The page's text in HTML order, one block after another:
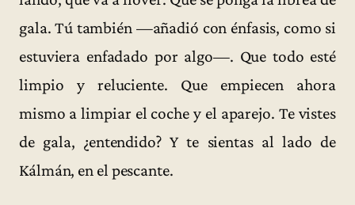
gala. Tú también —añadió con énfasis, como si
estuviera enfadado por algo—. Que todo esté
limpio y reluciente. Que empiecen ahora
mismo a limpiar el coche y el aparejo. Te vistes
de gala, ¿entendido? Y te sientas al lado de
Kálmán, en el pescante.